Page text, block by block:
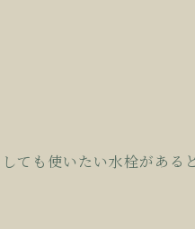
ても使いたい水栓がある